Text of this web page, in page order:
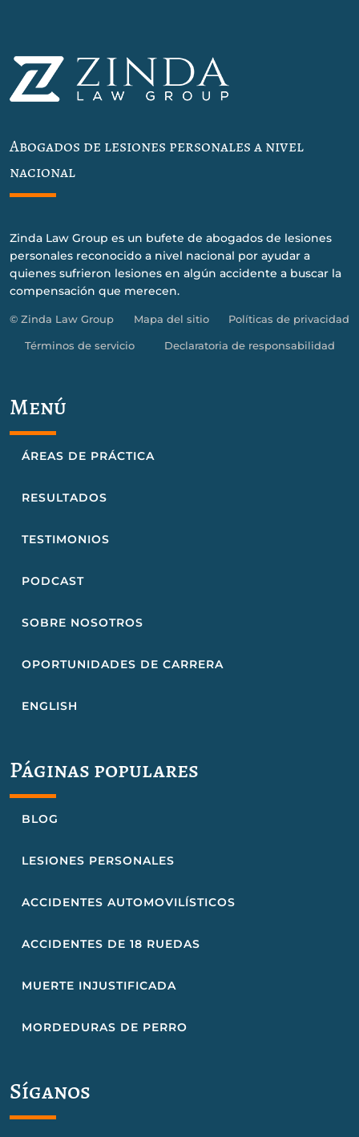
Abogados de lesiones personales a nivel
nacional
Zinda Law Group es un bufete de abogados de lesiones
personales reconocido a nivel nacional por ayudar a
quienes sufrieron lesiones en algún accidente a buscar la
compensación que merecen.
© Zinda Law Group Mapa del sitio Políticas de privacidad
Términos de servicio Declaratoria de responsabilidad
Menú
ÁREAS DE PRÁCTICA
RESULTADOS
TESTIMONIOS
PODCAST
SOBRE NOSOTROS
OPORTUNIDADES DE CARRERA
ENGLISH
Páginas populares
BLOG
LESIONES PERSONALES
ACCIDENTES AUTOMOVILÍSTICOS
ACCIDENTES DE 18 RUEDAS
MUERTE INJUSTIFICADA
MORDEDURAS DE PERRO
Síganos